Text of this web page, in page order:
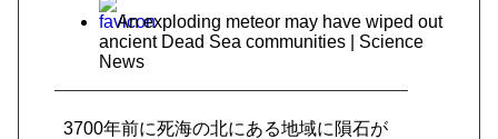
An exploding meteor may have wiped out
ancient Dead Sea communities | Science
News
3700年前に死海の北にある地域に隕石が